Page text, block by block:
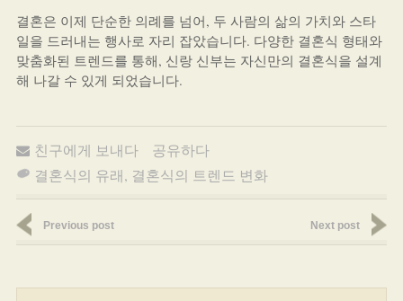
결혼은 이제 단순한 의례를 넘어, 두 사람의 삶의 가치와 스타
일을 드러내는 행사로 자리 잡았습니다. 다양한 결혼식 형태와
맞춤화된 트렌드를 통해, 신랑 신부는 자신만의 결혼식을 설계
해 나갈 수 있게 되었습니다.
친구에게 보내다
공유하다
결혼식의 유래, 결혼식의 트렌드 변화
Previous post Next post